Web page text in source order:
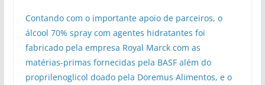
Contando com o importante apoio de parceiros, o
álcool 70% spray com agentes hidratantes foi
fabricado pela empresa Royal Marck com as
matérias-primas fornecidas pela BASF além do
proprilenoglicol doado pela Doremus Alimentos, e o